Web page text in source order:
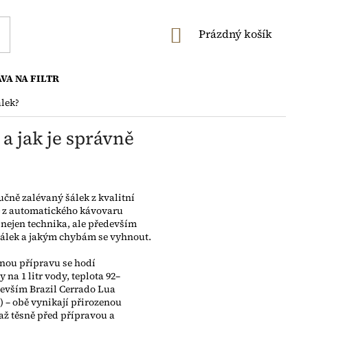
NÁKUPNÍ
Prázdný košík
NA FILTR
jak je správně
zalévaný šálek z kvalitní
automatického kávovaru
technika, ale především
a jakým chybám se vyhnout.
přípravu se hodí
na 1 litr vody, teplota 92–
Brazil Cerrado Lua
– obě vynikají přirozenou
těsně před přípravou a